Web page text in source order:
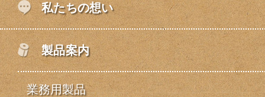
私たちの想い
製品案内
業務用製品